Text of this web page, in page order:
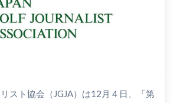
スト協会（JGJA）は12月４日、「第